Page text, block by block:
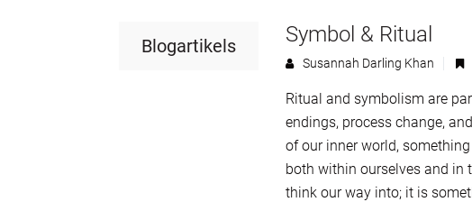
Blogartikels Symbol & Ritual
Susannah Darling Khan
Ritual and symbolism are
endings, process change,
of our inner world,
both within ourselves and in
think our way into; it is